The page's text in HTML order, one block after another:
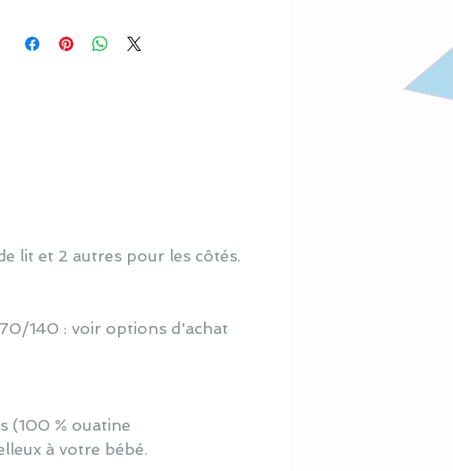
lit et 2 autres pour les côtés.
140 : voir options d'achat
(100 % ouatine
à votre bébé.